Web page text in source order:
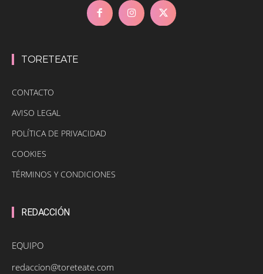
TORETEATE
CONTACTO
AVISO LEGAL
POLÍTICA DE PRIVACIDAD
COOKIES
TÉRMINOS Y CONDICIONES
REDACCIÓN
EQUIPO
redaccion@toreteate.com